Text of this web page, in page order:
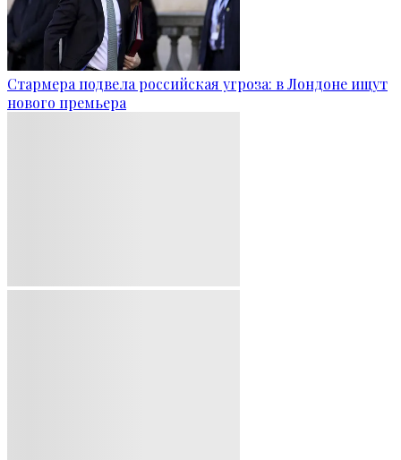
Стармера подвела российская угроза: в Лондоне ищут
нового премьера